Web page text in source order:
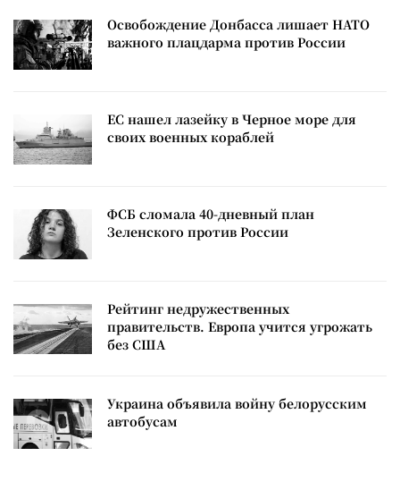
Освобождение Донбасса лишает НАТО
важного плацдарма против России
ЕС нашел лазейку в Черное море для
своих военных кораблей
ФСБ сломала 40-дневный план
Зеленского против России
Рейтинг недружественных
правительств. Европа учится угрожать
без США
Украина объявила войну белорусским
автобусам